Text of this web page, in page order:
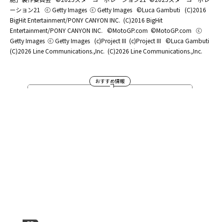
ーション21
ⓒ Getty Images ⓒ Getty Images ©Luca Gambuti (C)2016
BigHit Entertainment/PONY CANYON INC. (C)2016 BigHit
Entertainment/PONY CANYON INC. ©MotoGP.com ©MotoGP.com ⓒ
Getty Images ⓒ Getty Images (c)Project III (c)Project III ©Luca Gambuti
(C)2026 Line Communications.,Inc. (C)2026 Line Communications.,Inc.
おすすめ情報